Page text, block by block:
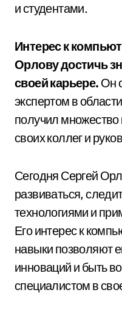
и студентами.
Интерес к
Орлову достичь
своей карьере. Он
экспертом в
получил множество
своих коллег и
Сегодня Сергей
развиваться,
технологиями и
Его интерес к
навыки позволяют
инноваций и быть
специалистом в